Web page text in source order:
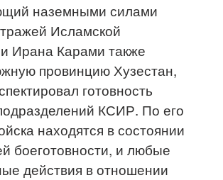
наземными силами
Исламской
Ирана Карами также
провинцию Хузестан,
готовность
КСИР. По его
находятся в состоянии
боеготовности, и любые
действия в отношении